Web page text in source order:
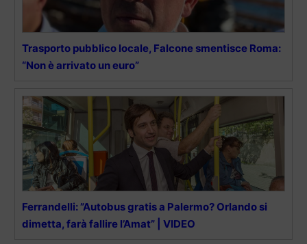
Trasporto pubblico locale, Falcone smentisce Roma:
“Non è arrivato un euro”
Ferrandelli: ”Autobus gratis a Palermo? Orlando si
dimetta, farà fallire l’Amat” | VIDEO